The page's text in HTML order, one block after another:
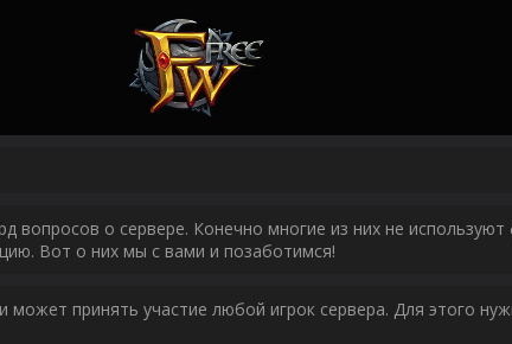
о сервере. Конечно многие из них не
Вот о них мы с вами и позаботимся!
может принять участие любой игрок сервера. Для этого